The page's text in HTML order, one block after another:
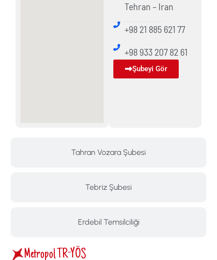
Tahran Vozara Şubesi
Tebriz Şubesi
Erdebil Temsilciliği
Tehran – Iran
+98 21 885 621 77
+98 933 207 82 61
Şubeyi Gör
Metropol TR-YÖS